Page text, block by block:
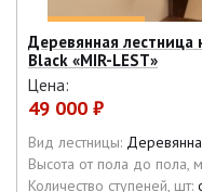
Деревянная
Black «MIR-LEST»
Цена:
49 000 ₽
Вид лестницы:
Высота от пола до пола,
Количество ступеней, шт: